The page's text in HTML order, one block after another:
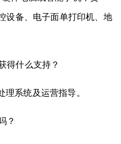
设备、电子面单打印机、地
得什么支持？
系统及运营指导。
？